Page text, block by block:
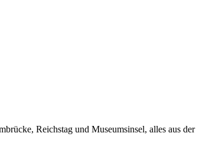
Reichstag und Museumsinsel, alles aus der